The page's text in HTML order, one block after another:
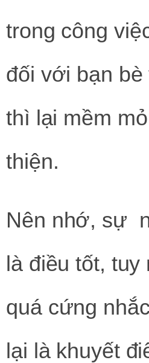
trong công
đối với bạn bè
thì lại mềm
thiện.
Nên nhớ, sự
là điều tốt, tuy
quá cứng
lại là khuyết